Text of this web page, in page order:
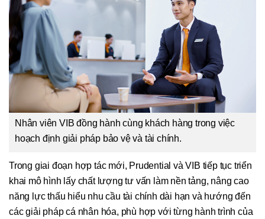
Nhân viên VIB đồng hành cùng khách hàng trong việc
hoạch định giải pháp bảo vệ và tài chính.
Trong giai đoạn hợp tác mới, Prudential và VIB tiếp tục triển
khai mô hình lấy chất lượng tư vấn làm nền tảng, nâng cao
năng lực thấu hiểu nhu cầu tài chính dài hạn và hướng đến
các giải pháp cá nhân hóa, phù hợp với từng hành trình của